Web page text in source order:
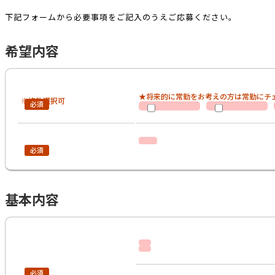
下記フォームから必要事項をご記入のうえご応募ください。
希望内容
※複数選択可 ★将来的に常勤をお考えの方は常勤にチ
基本内容